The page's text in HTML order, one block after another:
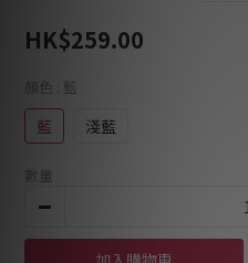
HK$259.00
顏色 : 藍
藍 淺藍
數量